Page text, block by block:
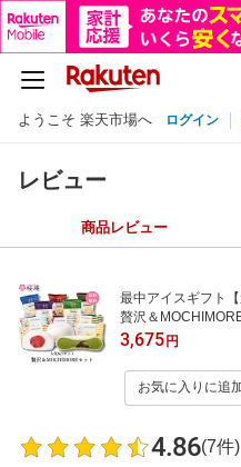
ようこそ 楽天市場へ ログイン
レビュー
商品レビュー
最中アイスギフト
贅沢＆
種・MOCHIMORE6
チーズ ティラミス
3,675円
お気に入りに追
4.86(7件)